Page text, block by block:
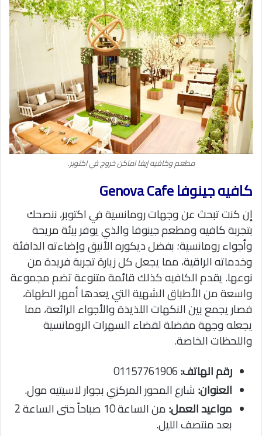
مطعم وكافيه إيفا اماكن خروج في اكتوبر.
كافيه جينوفا Genova Cafe
إن كنت تبحث عن وجهات رومانسية في اكتوبر، ننصحك
بتجربة كافيه ومطعم جينوفا والذي يوفر بيئة مريحة
وأجواء رومانسية؛ بفضل ديكوره الأنيق وإضاءته الدافئة
وخدماته الراقية، مما يجعل كل زيارة تجربة فريدة من
نوعها. يقدم الكافيه كذلك قائمة متنوعة تضم مجموعة
واسعة من الأطباق الشهية التي يعدها أمهر الطهاة،
فصار يجمع بين النكهات اللذيذة والأجواء الرائعة، مما
يجعله وجهة مفضلة لقضاء السهرات الرومانسية
واللحظات الخاصة.
رقم الهاتف:
العنوان:شارع المحور المركزي بجوار لاسيتيه مول.
مواعيد العمل:
من الساعة 10 صباحاً حتى الساعة 2
بعد منتصف الليل.